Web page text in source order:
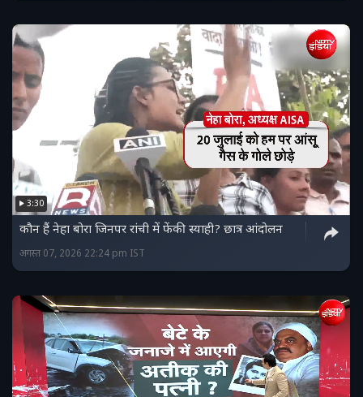
3:30
कौन हैं नेहा बोरा जिनपर रांची में फेंकी स्याही? छात्र आंदोलन
अगस्त 07, 2026 22:24 pm IST